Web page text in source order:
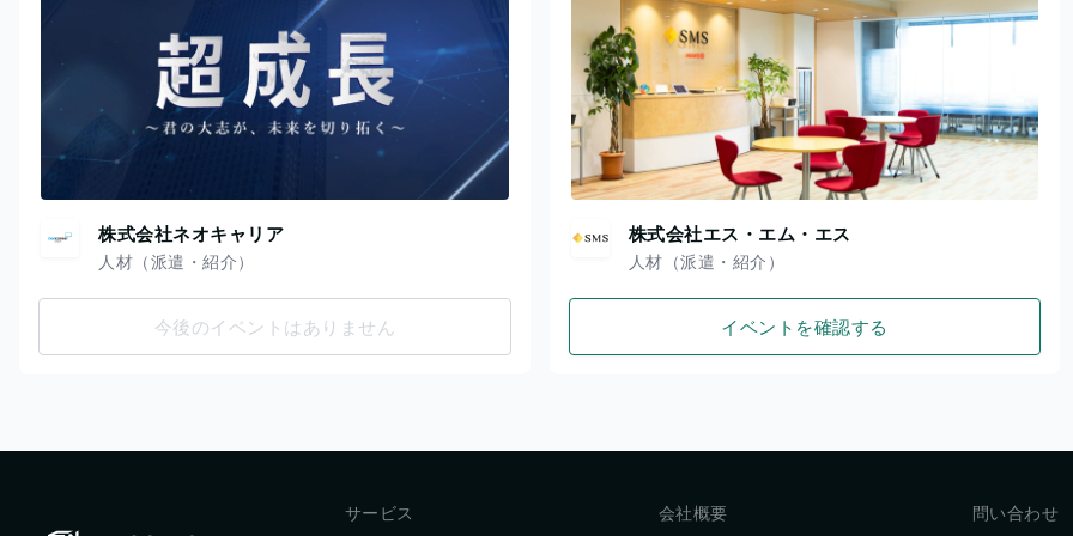
株式会社ネオキャリア
人材（派遣・紹介）
今後のイベントはありません
株式会社エス・エム・エス
人材（派遣・紹介）
イベントを確認する
サービス 会社概要 問い合わせ